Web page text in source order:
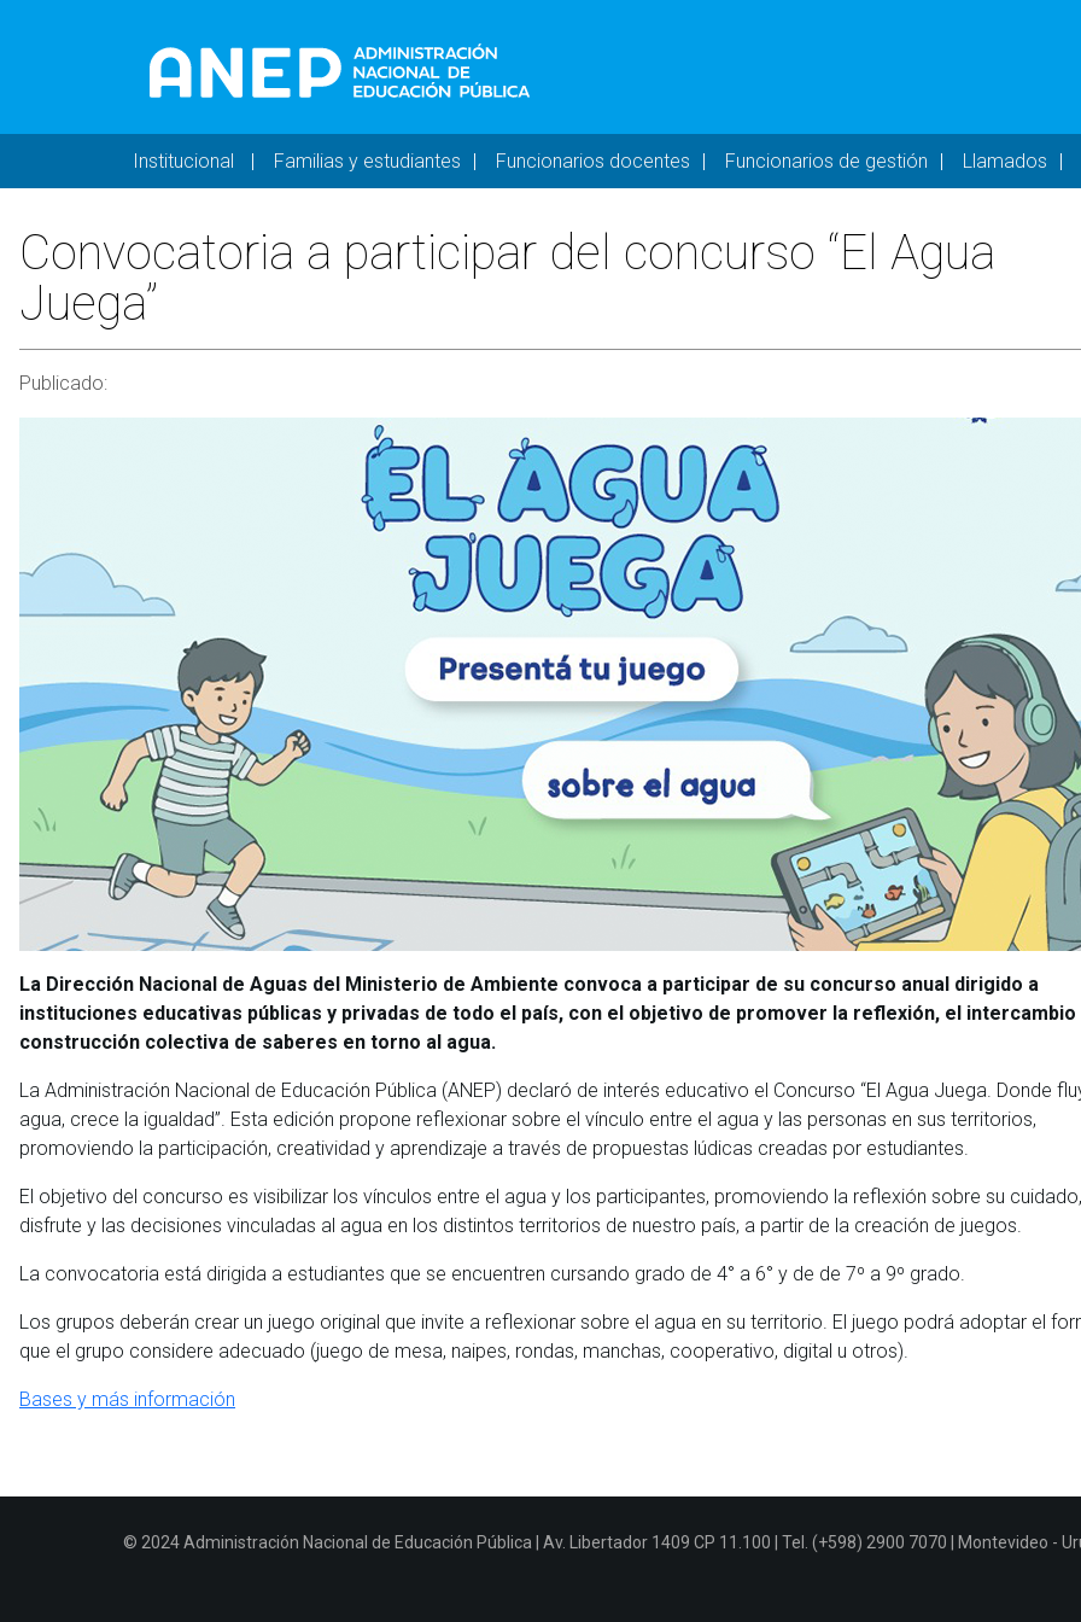
Navegación principal - DESKTOP
Institucional Familias y estudiantes Funcionarios docentes Funcionarios de gestión Llamados
Convocatoria a participar del concurso “El Agua
Juega”
Publicado:
La Dirección Nacional de Aguas del Ministerio de Ambiente convoca a participar de su concurso anual dirigido a
instituciones educativas públicas y privadas de todo el país, con el objetivo de promover la reflexión, el intercambio
construcción colectiva de saberes en torno al agua.
La Administración Nacional de Educación Pública (ANEP) declaró de interés educativo el Concurso “El Agua Juega. Donde
agua, crece la igualdad”. Esta edición propone reflexionar sobre el vínculo entre el agua y las personas en sus territorios,
promoviendo la participación, creatividad y aprendizaje a través de propuestas lúdicas creadas por estudiantes.
El objetivo del concurso es visibilizar los vínculos entre el agua y los participantes, promoviendo la reflexión sobre su
disfrute y las decisiones vinculadas al agua en los distintos territorios de nuestro país, a partir de la creación de juegos.
La convocatoria está dirigida a estudiantes que se encuentren cursando grado de 4° a 6° y de de 7º a 9º grado.
Los grupos deberán crear un juego original que invite a reflexionar sobre el agua en su territorio. El juego podrá adoptar el
que el grupo considere adecuado (juego de mesa, naipes, rondas, manchas, cooperativo, digital u otros).
Bases y más información
© 2024 Administración Nacional de Educación Pública | Av. Libertador 1409 CP 11.100 | Tel. (+598) 2900 7070 | Montevideo -